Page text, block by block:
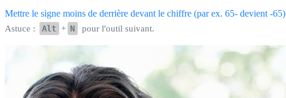
Mettre le signe moins de derrière devant le chiffre (par ex. 65- devient -65)
Astuce : Alt + N pour l'outil suivant.